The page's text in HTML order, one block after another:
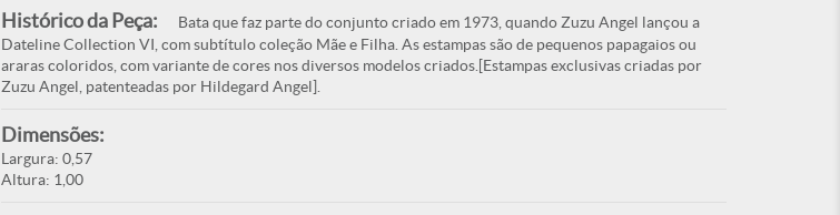
Histórico da Peça:
Bata que faz parte do conjunto criado em 1973, quando Zuzu Angel lançou a
Dateline Collection VI, com subtítulo coleção Mãe e Filha. As estampas são de pequenos papagaios ou
araras coloridos, com variante de cores nos diversos modelos criados.[Estampas exclusivas criadas por
Zuzu Angel, patenteadas por Hildegard Angel].
Dimensões:
Largura: 0,57
Altura: 1,00